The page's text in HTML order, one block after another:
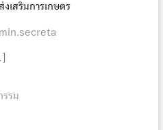
เสริมการเกษตร
รม